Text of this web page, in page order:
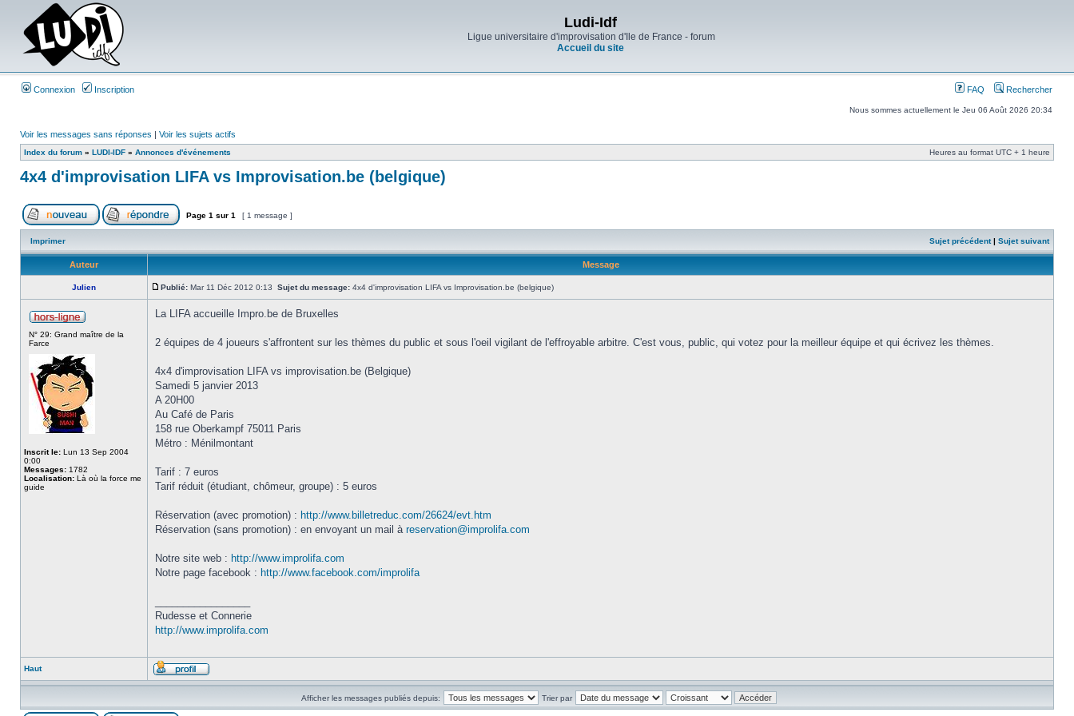
Ludi-Idf
Ligue universitaire d'improvisation d'Ile de France - forum
Accueil du site
Connexion Inscription FAQ Rechercher
Nous sommes actuellement le Jeu 06 Août 2026 20:34
Voir les messages sans réponses | Voir les sujets actifs
Index du forum » LUDI-IDF » Annonces d'événements Heures au format UTC + 1 heure
4x4 d'improvisation LIFA vs Improvisation.be (belgique)
Page 1 sur 1 [ 1 message ]
Imprimer Sujet précédent| Sujet suivant
Auteur Message
Julien Publié: Mar 11 Déc 2012 0:13 Sujet du message: 4x4 d'improvisation LIFA vs Improvisation.be (belgique)
N° 29: Grand maître de la
Farce
Inscrit le: Lun 13 Sep 2004
0:00
Messages: 1782
Localisation: Là où la force me
guide
La LIFA accueille Impro.be de Bruxelles
2 équipes de 4 joueurs s'affrontent sur les thèmes du public et sous l'oeil vigilant de l'effroyable arbitre. C'est vous, public, qui votez pour la meilleur équipe et qui écrivez les thèmes.
4x4 d'improvisation LIFA vs improvisation.be (Belgique)
Samedi 5 janvier 2013
A 20H00
Au Café de Paris
158 rue Oberkampf 75011 Paris
Métro : Ménilmontant
Tarif : 7 euros
Tarif réduit (étudiant, chômeur, groupe) : 5 euros
Réservation (avec promotion) : http://www.billetreduc.com/26624/evt.htm
Réservation (sans promotion) : en envoyant un mail à reservation@improlifa.com
Notre site web : http://www.improlifa.com
Notre page facebook : http://www.facebook.com/improlifa
Rudesse et Connerie
http://www.improlifa.com
Haut
Afficher les messages publiés depuis: Trier par